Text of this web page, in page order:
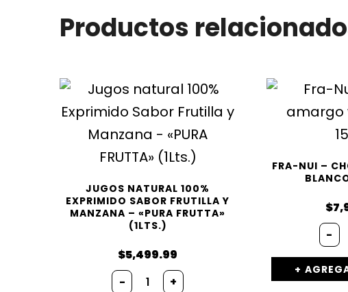
Productos
JUGOS NATURAL 100%
EXPRIMIDO SABOR FRUTILLA Y
MANZANA – «PURA FRUTTA»
(1LTS.)
$5,499.99
- Jugos+
FRA-NUI –
$
-
-